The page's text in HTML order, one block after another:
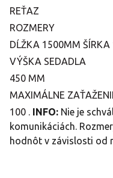
REŤAZ
ROZMERY
DĹŽKA 1500MM
VÝŠKA SEDADLA
450 MM
MAXIMÁLNE
100 . INFO: Nie je
komunikáciách.
hodnôt v závislosti od